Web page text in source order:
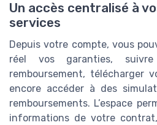
Un accès centralisé à
services
Depuis votre compte, vous
réel vos garanties,
remboursement, télécharger
encore accéder à des
remboursements. L’espace
informations de votre